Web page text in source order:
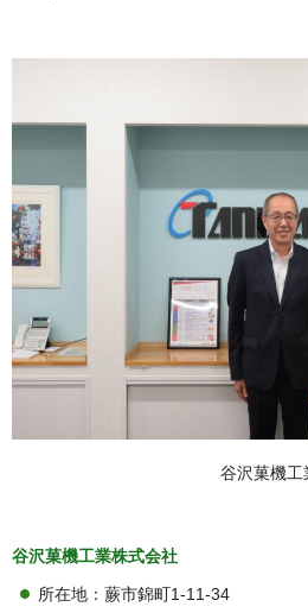
谷沢菓機工業株式会
谷沢菓機工業株式会社
所在地：蕨市錦町1-11-34